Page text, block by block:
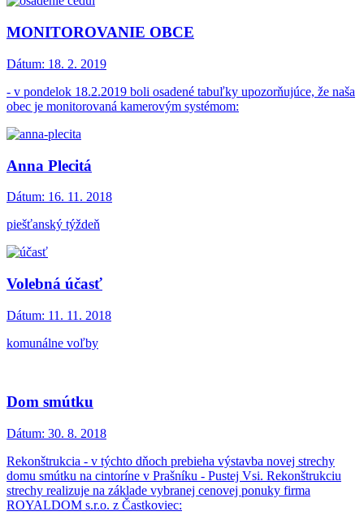
MONITOROVANIE OBCE
Dátum: 18. 2. 2019
- v pondelok 18.2.2019 boli osadené tabuľky upozorňujúce, že naša
obec je monitorovaná kamerovým systémom:
Anna Plecitá
Dátum: 16. 11. 2018
piešťanský týždeň
Volebná účasť
Dátum: 11. 11. 2018
komunálne voľby
Dom smútku
Dátum: 30. 8. 2018
Rekonštrukcia - v týchto dňoch prebieha výstavba novej strechy
domu smútku na cintoríne v Prašníku - Pustej Vsi. Rekonštrukciu
strechy realizuje na základe vybranej cenovej ponuky firma
ROYALDOM s.r.o. z Častkoviec: